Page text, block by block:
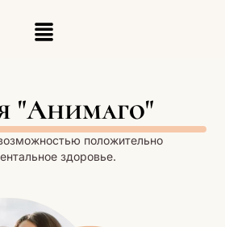
"Анимаго"
положительно
здоровье.